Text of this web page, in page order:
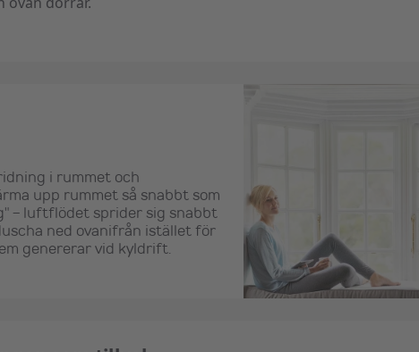
i rummet och
upp rummet så snabbt som
- luftflödet sprider sig snabbt
ned ovanifrån istället för
genererar vid kyldrift.